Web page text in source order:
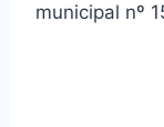
municipal nº